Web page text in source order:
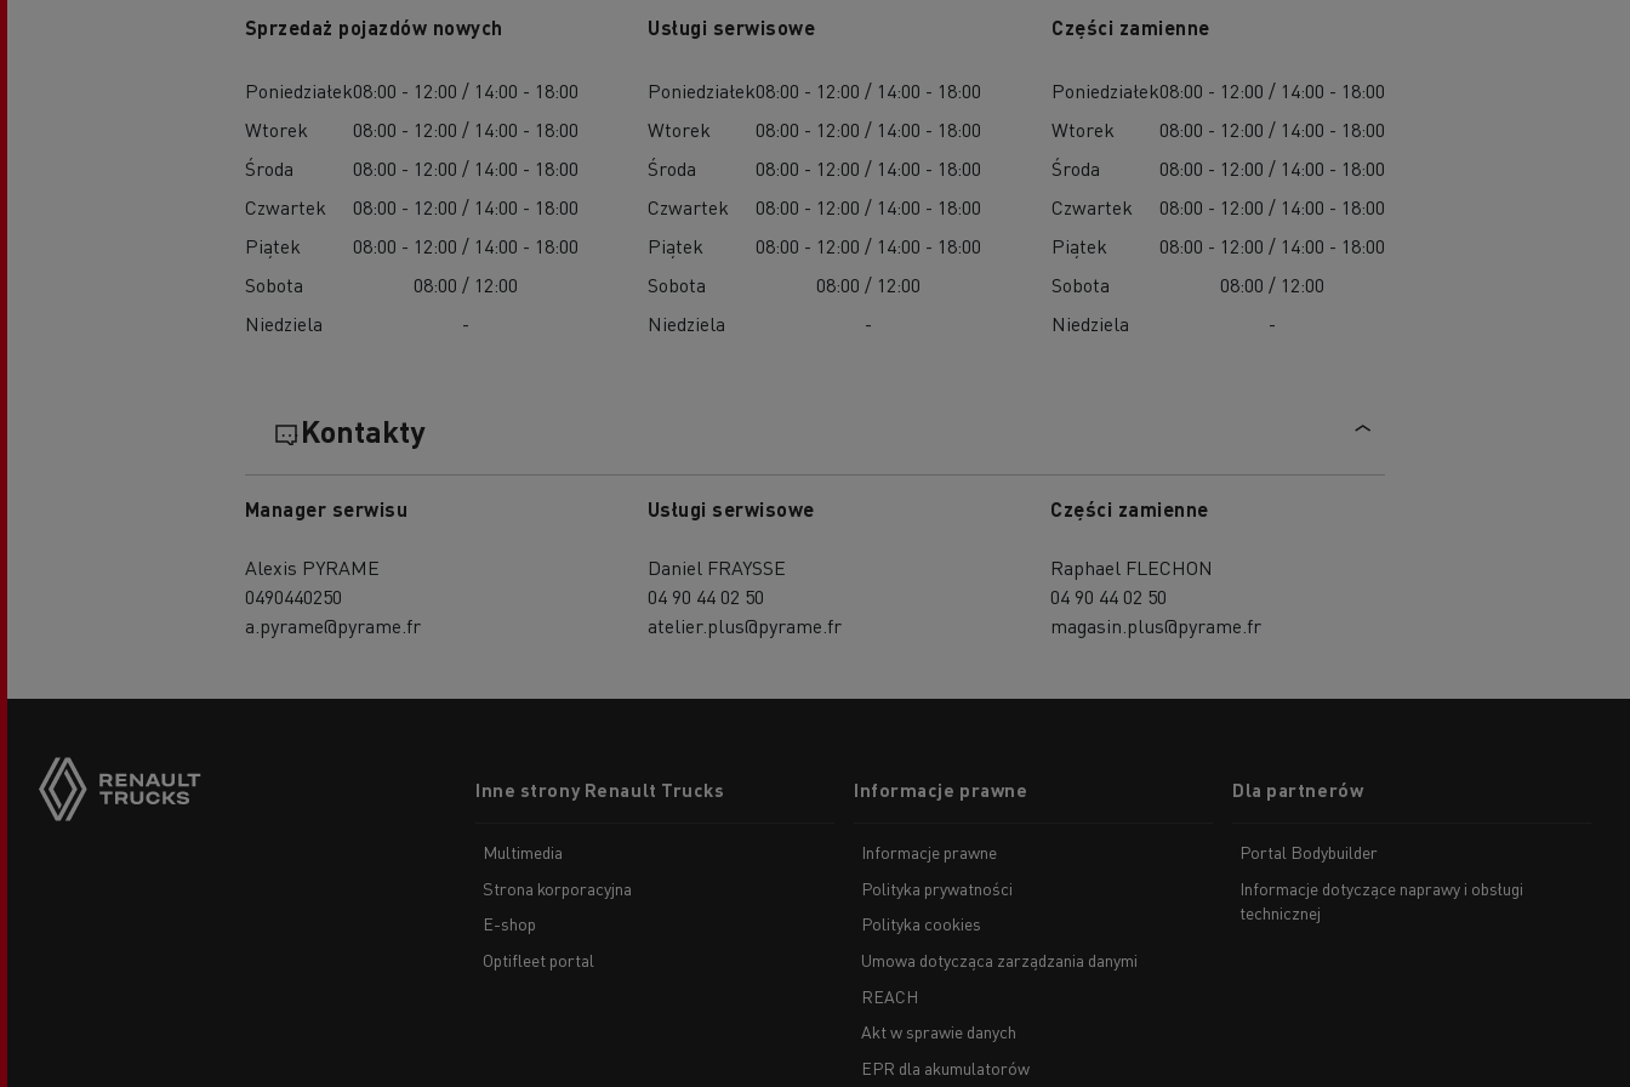
Sprzedaż pojazdów nowych
Poniedziałek08:00 - 12:00 / 14:00 - 18:00
Wtorek
08:00 - 12:00 / 14:00 - 18:00
Środa
08:00 - 12:00 / 14:00 - 18:00
Czwartek
08:00 - 12:00 / 14:00 - 18:00
Piątek
08:00 - 12:00 / 14:00 - 18:00
Sobota
08:00 / 12:00
Niedziela
-
Usługi serwisowe
Poniedziałek08:00 - 12:00 / 14:00 - 18:00
Wtorek
08:00 - 12:00 / 14:00 - 18:00
Środa
08:00 - 12:00 / 14:00 - 18:00
Czwartek
08:00 - 12:00 / 14:00 - 18:00
Piątek
08:00 - 12:00 / 14:00 - 18:00
Sobota
08:00 / 12:00
Niedziela
-
Części zamienne
Poniedziałek08:00 - 12:00 / 14:00 - 18:00
Wtorek
08:00 - 12:00 / 14:00 - 18:00
Środa
08:00 - 12:00 / 14:00 - 18:00
Czwartek
08:00 - 12:00 / 14:00 - 18:00
Piątek
08:00 - 12:00 / 14:00 - 18:00
Sobota
08:00 / 12:00
Niedziela
-
Kontakty
Manager serwisu
Alexis PYRAME
0490440250
a.pyrame@pyrame.fr
Usługi serwisowe
Daniel FRAYSSE
04 90 44 02 50
atelier.plus@pyrame.fr
Części zamienne
Raphael FLECHON
04 90 44 02 50
magasin.plus@pyrame.fr
menuInne strony Renault Trucks
Multimedia
Strona korporacyjna
E-shop
Optifleet portal
Informacje prawne
Informacje prawne
Polityka prywatności
Polityka cookies
Umowa dotycząca zarządzania danymi
REACH
Akt w sprawie danych
EPR dla akumulatorów
Dla partnerów
Portal Bodybuilder
Informacje dotyczące naprawy i obsługi
technicznej